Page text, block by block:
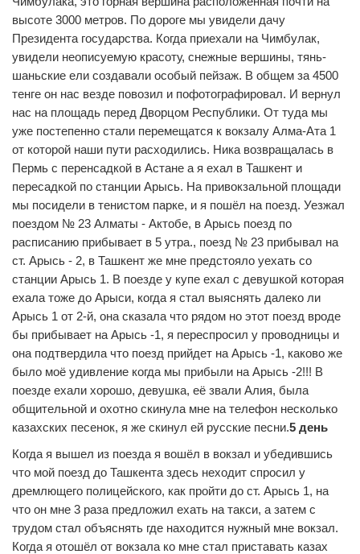
высоте 3000 метров. По дороге мы увидели дачу
Президента государства. Когда приехали на Чимбулак,
увидели неописуемую красоту, снежные вершины, тянь-
шаньские ели создавали особый пейзаж. В общем за 4500
тенге он нас везде повозил и пофотографировал. И вернул
нас на площадь перед Дворцом Республики. От туда мы
уже постепенно стали перемещатся к вокзалу Алма-Ата 1
от которой наши пути расходились. Ника возвращалась в
Пермь с перенсадкой в Астане а я ехал в Ташкент и
пересадкой по станции Арысь. На привокзальной площади
мы посидели в тенистом парке, и я пошёл на поезд. Уезжал
поездом № 23 Алматы - Актобе, в Арысь поезд по
расписанию прибывает в 5 утра., поезд № 23 прибывал на
ст. Арысь - 2, в Ташкент же мне предстояло уехать со
станции Арысь 1. В поезде у купе ехал с девушкой которая
ехала тоже до Арыси, когда я стал выяснять далеко ли
Арысь 1 от 2-й, она сказала что рядом но этот поезд вроде
бы прибывает на Арысь -1, я переспросил у проводницы и
она подтвердила что поезд прийдет на Арысь -1, каково же
было моё удивление когда мы прибыли на Арысь -2!!! В
поезде ехали хорошо, девушка, её звали Алия, была
общительной и охотно скинула мне на телефон несколько
казахских песенок, я же скинул ей русские песни.5 день
Когда я вышел из поезда я вошёл в вокзал и убедившись
что мой поезд до Ташкента здесь неходит спросил у
дремлющего полицейского, как пройти до ст. Арысь 1, на
что он мне 3 раза предложил ехать на такси, а затем с
трудом стал объяснять где находится нужный мне вокзал.
Когда я отошёл от вокзала ко мне стал приставать казах